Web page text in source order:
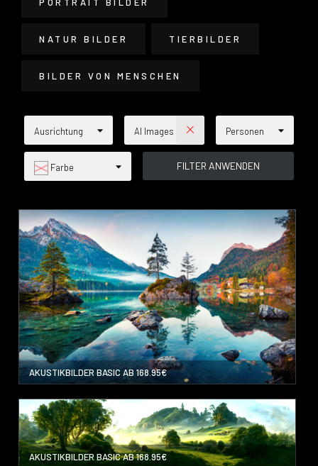
NATUR BILDER TIERBILDER
BILDER VON MENSCHEN
Ausrichtung AI Images Personen
Farbe
AKUSTIKBILDER BASIC AB 168.95€
AKUSTIKBILDER BASIC AB 168.95€